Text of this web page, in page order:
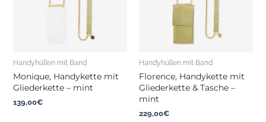
Handyhüllen mit Band
Monique, Handykette mit
Gliederkette – mint
139,00€
Handyhüllen mit Band
Florence, Handykette mit
Gliederkette & Tasche –
mint
229,00€